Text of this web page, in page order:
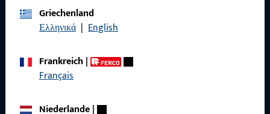
Griechenland
Ελληνικά | English
Frankreich|
Français
Niederlande|
Allgemeines